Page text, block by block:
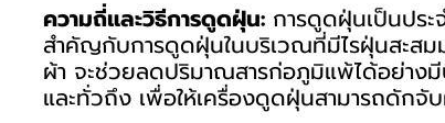
ความถี่และวิธีการดูดฝุ่น: การดูดฝุ่นเป็นประ
สำคัญกับการดูดฝุ่นในบริเวณที่มีไรฝุ่นสะส
ผ้า จะช่วยลดปริมาณสารก่อภูมิแพ้ได้อย่าง
และทั่วถึง เพื่อให้เครื่องดูดฝุ่นสามารถดักจั